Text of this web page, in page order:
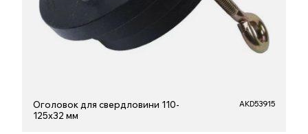
Оголовок для свердловини 110-
125х32 мм
AKD53915